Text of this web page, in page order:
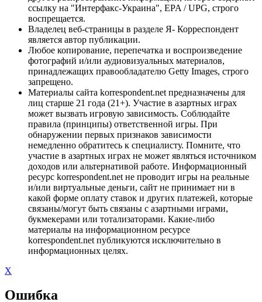
ссылку на "Интерфакс-Украина", EPA / UPG, строго
воспрещается.
Владелец веб-страницы в разделе Я- Корреспондент
является автор публикации.
Любое копирование, перепечатка и воспроизведение
фотографий и/или аудиовизуальных материалов,
принадлежащих правообладателю Getty Images, строго
запрещено.
Материалы сайта korrespondent.net предназначены для
лиц старше 21 года (21+). Участие в азартных играх
может вызвать игровую зависимость. Соблюдайте
правила (принципы) ответственной игры. При
обнаружении первых признаков зависимости
немедленно обратитесь к специалисту. Помните, что
участие в азартных играх не может являться источником
доходов или альтернативой работе. Информационный
ресурс korrespondent.net не проводит игры на реальные
и/или виртуальные деньги, сайт не принимает ни в
какой форме оплату ставок и других платежей, которые
связаны/могут быть связаны с азартными играми,
букмекерами или тотализаторами. Какие-либо
материалы на информационном ресурсе
korrespondent.net публикуются исключительно в
информационных целях.
X
Ошибка